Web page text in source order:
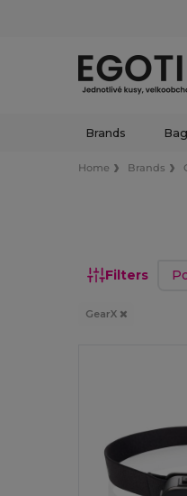
Brands
Home Brands
Filters Sort
GearX